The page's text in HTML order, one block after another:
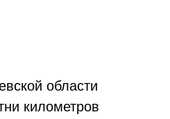
области
километров